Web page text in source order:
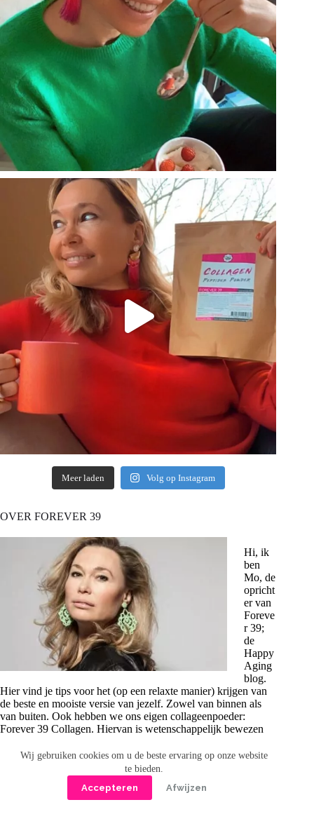
Wij gebruiken cookies om u de beste ervaring op onze website
te bieden.
Accepteren
Afwijzen
Meer laden Volg op Instagram
OVER FOREVER 39
Hi, ik
ben
Mo, de
opricht
er van
Foreve
r 39;
de
Happy
Aging
blog.
Hier vind je tips voor het (op een relaxte manier) krijgen van
de beste en mooiste versie van jezelf. Zowel van binnen als
van buiten. Ook hebben we ons eigen collageenpoeder:
Forever 39 Collagen. Hiervan is wetenschappelijk bewezen
RECENT GEPUBLICEERD
OP BEZOEK BIJ DE ELZENKLINIEK
WELK COLLAGEENPOEDER WERKT ECHT?